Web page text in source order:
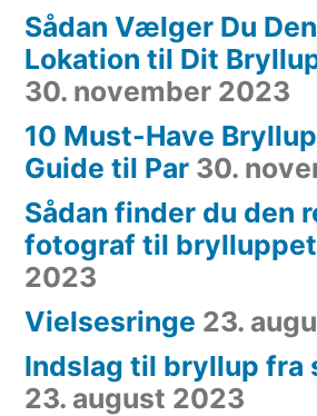
Sådan Vælger Du
Lokation til Dit
30. november 2023
10 Must-Have
Guide til Par 30.
Sådan finder du den
fotograf til brylluppet
2023
Vielsesringe 23.
Indslag til bryllup fra
23. august 2023